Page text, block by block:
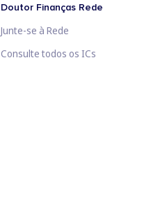
Doutor Finanças Rede
Junte-se à Rede
Consulte todos os ICs